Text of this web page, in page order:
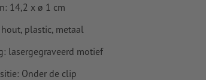
14,2 x ø 1 cm
plastic, metaal
lasergegraveerd motief
Onder de clip